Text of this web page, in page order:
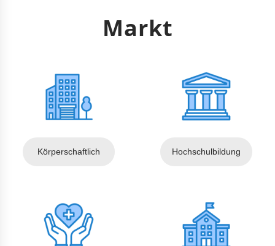
Markt
Körperschaftlich Hochschulbildung